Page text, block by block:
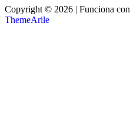
Copyright © 2026 | Funciona con
ThemeArile